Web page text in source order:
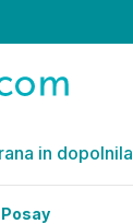
in dopolnila